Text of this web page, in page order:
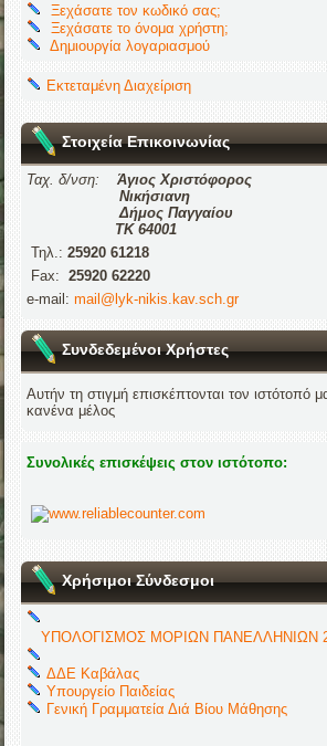
Ξεχάσατε τον κωδικό σας;
Ξεχάσατε το όνομα χρήστη;
Δημιουργία λογαριασμού
Εκτεταμένη Διαχείριση
Στοιχεία Επικοινωνίας
Ταχ. δ/νση:
Άγιος Χριστόφορος
Νικήσιανη
Δήμος Παγγαίου
ΤΚ 64001
Τηλ.:25920 61218
Fax:25920 62220
e-mail:mail@lyk-nikis.kav.sch.gr
Συνδεδεμένοι Χρήστες
Αυτήν τη στιγμή επισκέπτονται τον ιστότοπό
κανένα μέλος
Συνολικές επισκέψεις στον ιστότοπο:
Χρήσιμοι Σύνδεσμοι
ΥΠΟΛΟΓΙΣΜΟΣ ΜΟΡΙΩΝ ΠΑΝΕΛΛΗΝΙΩΝ
ΔΔΕ Καβάλας
Υπουργείο Παιδείας
Γενική Γραμματεία Διά Βίου Μάθησης